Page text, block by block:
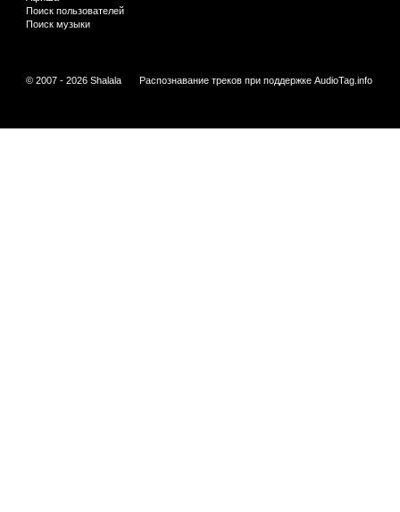
Поиск пользователей
Поиск музыки
© 2007 - 2026 Shalala Распознавание треков при поддержке AudioTag.info